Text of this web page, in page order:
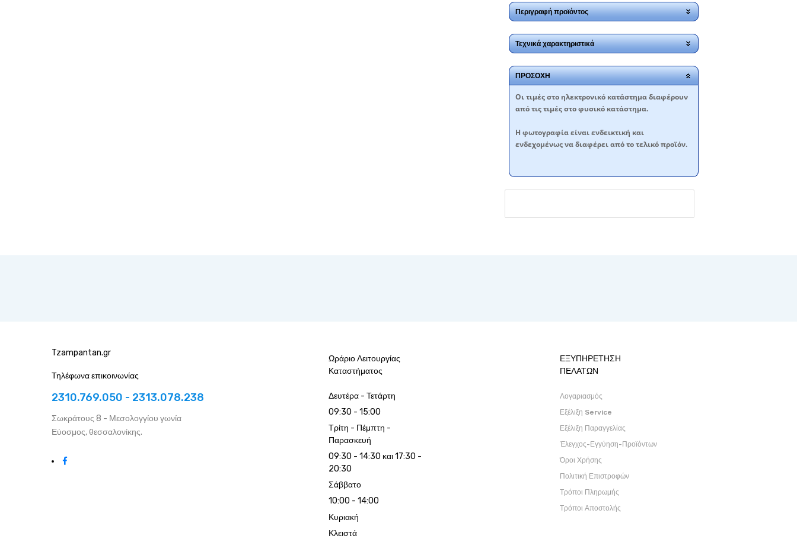
Περιγραφή προϊόντος
Τεχνικά χαρακτηριστικά
ΠΡΟΣΟΧΗ
Oι τιμές στο ηλεκτρονικό κατάστημα διαφέρουν
από τις τιμές στο φυσικό κατάστημα.
Η φωτογραφία είναι ενδεικτική και
ενδεχομένως να διαφέρει από το τελικό προϊόν.
Tzampantan.gr
Τηλέφωνα επικοινωνίας
2310.769.050 - 2313.078.238
Σωκράτους 8 - Μεσολογγίου γωνία
Εύοσμος, θεσσαλονίκης.
Ωράριο Λειτουργίας
Καταστήματος
Δευτέρα - Τετάρτη
09:30 - 15:00
Τρίτη - Πέμπτη -
Παρασκευή
09:30 - 14:30 και 17:30 -
20:30
Σάββατο
10:00 - 14:00
Κυριακή
Κλειστά
ΕΞΥΠΗΡΕΤΗΣΗ
ΠΕΛΑΤΩΝ
Λογαριασμός
Εξέλιξη Service
Εξέλιξη Παραγγελίας
Έλεγχος-Εγγύηση-Προϊόντων
Όροι Χρήσης
Πολιτική Επιστροφών
Τρόποι Πληρωμής
Τρόποι Αποστολής